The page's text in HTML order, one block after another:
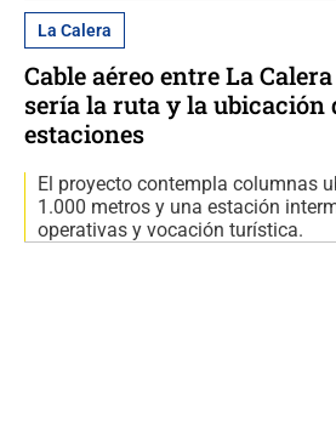
La Calera
Cable aéreo entre La
sería la ruta y la ubicación
estaciones
El proyecto contempla columnas
1.000 metros y una estación
operativas y vocación turística.